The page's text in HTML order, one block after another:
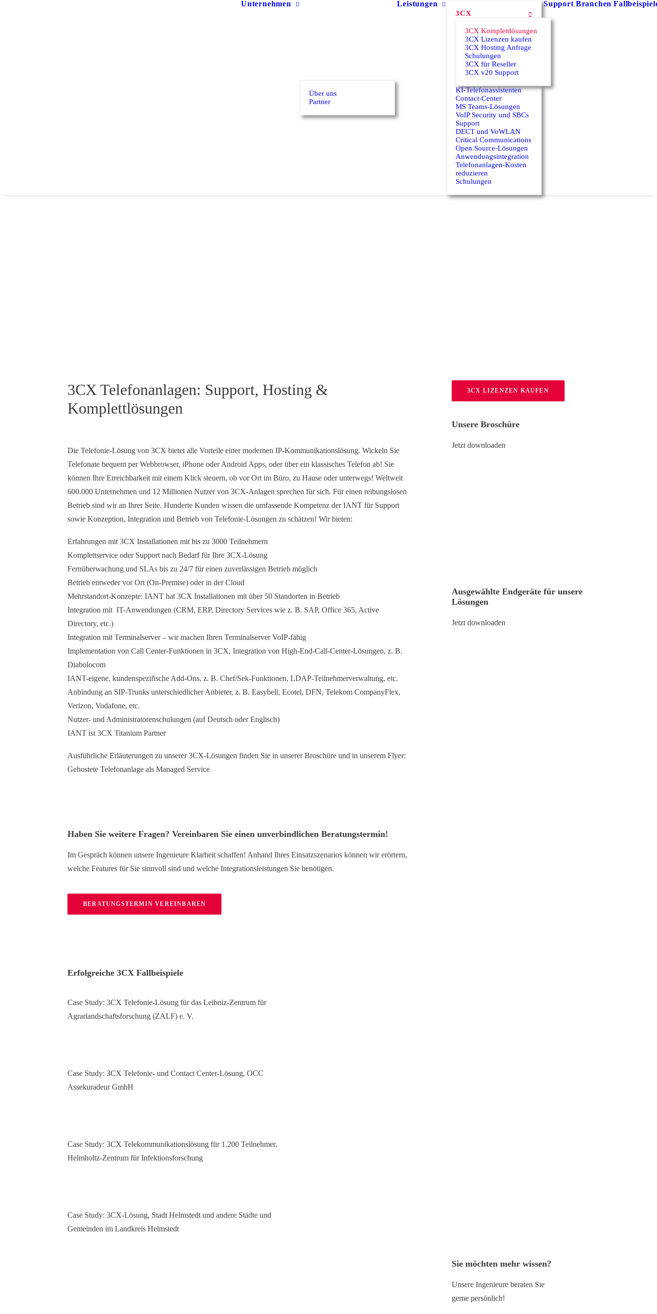
Unternehmen
Über uns
Partner
Leistungen
3CX
3CX Komplettlösungen
3CX Lizenzen kaufen
3CX Hosting Anfrage
Schulungen
3CX für Reseller
3CX v20 Support
KI-Telefonassistenten
Contact-Center
MS Teams-Lösungen
VoIP Security und SBCs
Support
DECT und VoWLAN
Critical Communications
Open Source-Lösungen
Anwendungsintegration
Telefonanlagen-Kosten
reduzieren
Schulungen
Support Branchen
3CX Telefonanlagen: Support, Hosting &
Komplettlösungen
Die Telefonie-Lösung von 3CX bietet alle Vorteile einer modernen IP-Kommunikationslösung. Wickeln Sie
Telefonate bequem per Webbrowser, iPhone oder Android Apps, oder über ein klassisches Telefon ab! Sie
können Ihre Erreichbarkeit mit einem Klick steuern, ob vor Ort im Büro, zu Hause oder unterwegs! Weltweit
600.000 Unternehmen und 12 Millionen Nutzer von 3CX-Anlagen sprechen für sich. Für einen reibungslosen
Betrieb sind wir an Ihrer Seite. Hunderte Kunden wissen die umfassende Kompetenz der IANT für Support
sowie Konzeption, Integration und Betrieb von Telefonie-Lösungen zu schätzen! Wir bieten:
Erfahrungen mit 3CX Installationen mit bis zu 3000 Teilnehmern
Komplettservice oder Support nach Bedarf für Ihre 3CX-Lösung
Fernüberwachung und SLAs bis zu 24/7 für einen zuverlässigen Betrieb möglich
Betrieb entweder vor Ort (On-Premise) oder in der Cloud
Mehrstandort-Konzepte: IANT hat 3CX Installationen mit über 50 Standorten in Betrieb
Integration mit IT-Anwendungen (CRM, ERP, Directory Services wie z. B. SAP, Office 365, Active
Directory, etc.)
Integration mit Terminalserver – wir machen Ihren Terminalserver VoIP-fähig
Implementation von Call Center-Funktionen in 3CX, Integration von High-End-Call-Center-Lösungen, z. B.
Diabolocom
IANT-eigene, kundenspezifische Add-Ons, z. B. Chef/Sek-Funktionen, LDAP-Teilnehmerverwaltung, etc.
Anbindung an SIP-Trunks unterschiedlicher Anbieter, z. B. Easybell, Ecotel, DFN, Telekom CompanyFlex,
Verizon, Vodafone, etc.
Nutzer- und Administratorenschulungen (auf Deutsch oder Englisch)
IANT ist 3CX Titanium Partner
Ausführliche Erläuterungen zu unserer 3CX-Lösungen finden Sie in unsererBroschüre und in unserem Flyer:
Gehostete Telefonanlage als Managed Service
Haben Sie weitere Fragen? Vereinbaren Sie einen unverbindlichen Beratungstermin!
Im Gespräch können unsere Ingenieure Klarheit schaffen! Anhand Ihres Einsatzszenarios können wir erörtern,
welche Features für Sie sinnvoll sind und welche Integrationsleistungen Sie benötigen.
BERATUNGSTERMIN VEREINBAREN
Erfolgreiche 3CX Fallbeispiele
Case Study: 3CX Telefonie-Lösung für das Leibniz-Zentrum für
Agrarlandschaftsforschung (ZALF) e. V.
Case Study: 3CX Telefonie- und Contact Center-Lösung, OCC
Assekuradeur GmbH
Case Study: 3CX Telekommunikationslösung für 1.200 Teilnehmer,
Helmholtz-Zentrum für Infektionsforschung
Case Study: 3CX-Lösung, Stadt Helmstedt und andere Städte und
Gemeinden im Landkreis Helmstedt
3CX LIZENZEN KAUFEN
Unsere Broschüre
Jetzt downloaden
Ausgewählte Endgeräte für unsere
Lösungen
Jetzt downloaden
Sie möchten mehr wissen?
Unsere Ingenieure beraten Sie
gerne persönlich!